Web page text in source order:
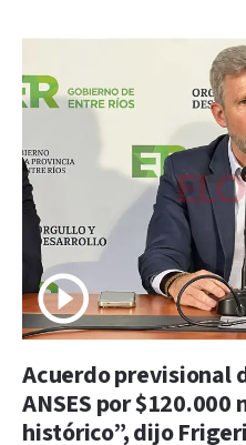
Acuerdo previsional
ANSES por $120.000
histórico”, dijo